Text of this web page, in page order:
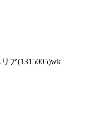
ア(1315005)wk